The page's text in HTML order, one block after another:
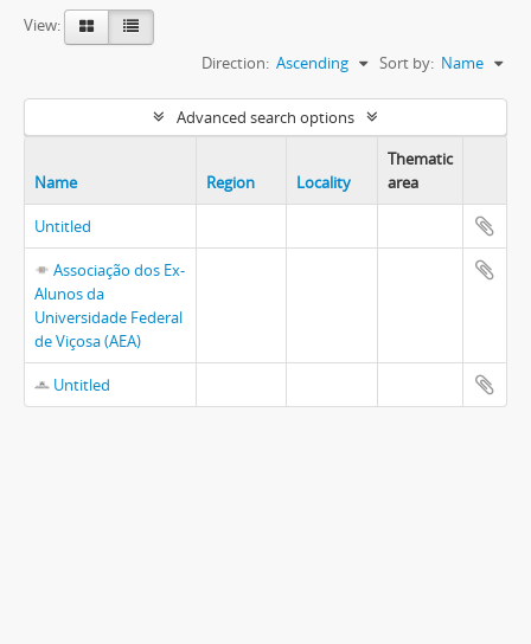
View:
Sort by: Name
Direction: Ascending
Advanced search options
Name Region Locality
Thematic
area
Untitled
Associação dos Ex-
Alunos da
Universidade Federal
de Viçosa (AEA)
Untitled